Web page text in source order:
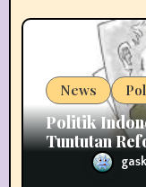
News
Politik
Tuntutan
Demokrasi